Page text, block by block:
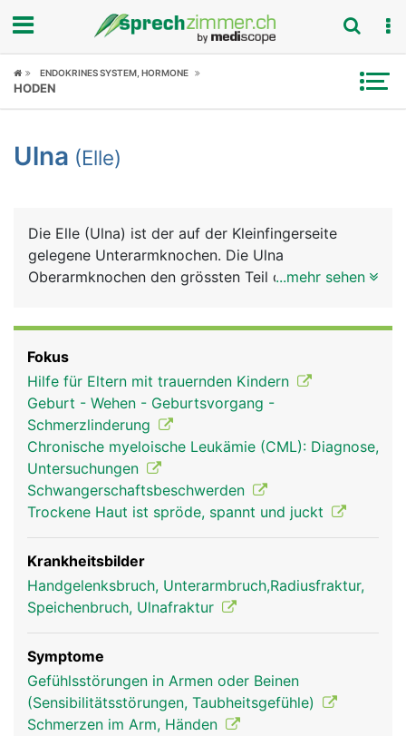
Fokus
Symptome
News
Rubriken
ENDOKRINES SYSTEM, HORMONE
HODEN
Ulna (Elle)
Die Elle (Ulna) ist der auf der Kleinfingerseite
gelegene Unterarmknochen. Die Ulna
Oberarmknochen den grössten Teil des
Ulna Frau Ulna Mann
...mehr sehen
Fokus
Hilfe für Eltern mit trauernden Kindern
Geburt - Wehen - Geburtsvorgang -
Schmerzlinderung
Chronische myeloische Leukämie (CML): Diagnose,
Untersuchungen
Schwangerschaftsbeschwerden
Trockene Haut ist spröde, spannt und juckt
Krankheitsbilder
Handgelenksbruch, Unterarmbruch,Radiusfraktur,
Speichenbruch, Ulnafraktur
Symptome
Gefühlsstörungen in Armen oder Beinen
(Sensibilitätsstörungen, Taubheitsgefühle)
Schmerzen im Arm, Händen